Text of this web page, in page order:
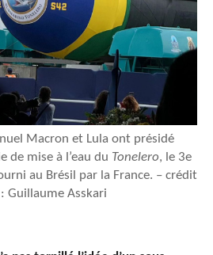
Macron et Lula ont présidé
de mise à l’eau du Tonelero, le 3e
au Brésil par la France. – crédit
Guillaume Asskari